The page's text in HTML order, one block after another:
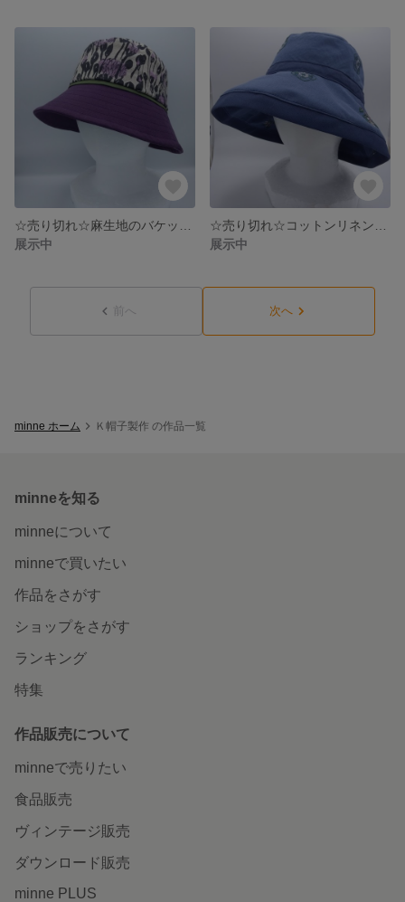
展示中
展示中
前へ 次へ
minne ホーム Ｋ帽子製作 の作品一覧
minneを知る
minneについて
minneで買いたい
作品をさがす
ショップをさがす
ランキング
特集
作品販売について
minneで売りたい
食品販売
ヴィンテージ販売
ダウンロード販売
minne PLUS